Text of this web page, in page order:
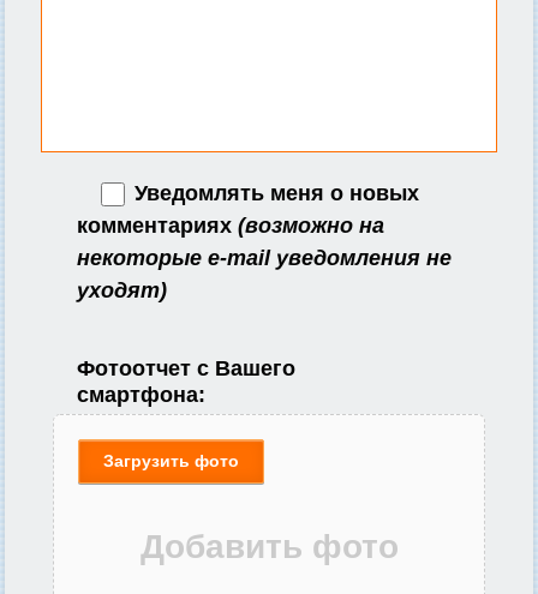
Уведомлять меня о новых
комментариях (возможно на
некоторые e-mail уведомления не
уходят)
Фотоотчет с Вашего
смартфона:
Загрузить фото